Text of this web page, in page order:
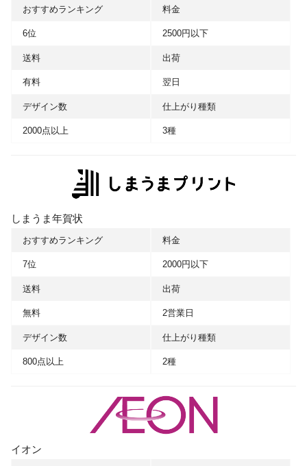
おすすめランキング
6位
料金
2500円以下
送料
有料
出荷
翌日
デザイン数
2000点以上
仕上がり種類
3種
しまうま年賀状
おすすめランキング
7位
料金
2000円以下
送料
無料
出荷
2営業日
デザイン数
800点以上
仕上がり種類
2種
イオン